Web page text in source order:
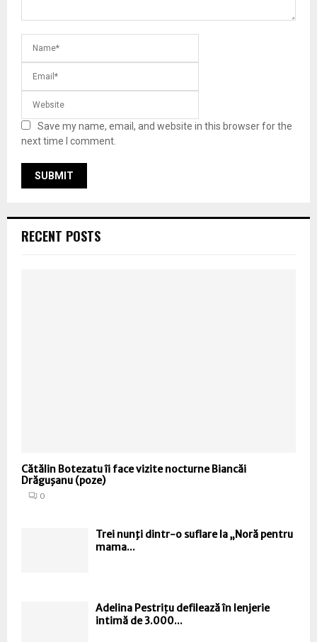
Save my name, email, and website in this browser for the
next time I comment.
RECENT POSTS
Cătălin Botezatu îi face vizite nocturne Biancăi
Drăguşanu (poze)
0
Trei nunţi dintr-o suflare la „Noră pentru
mama...
Adelina Pestrițu defilează în lenjerie
intimă de 3.000...